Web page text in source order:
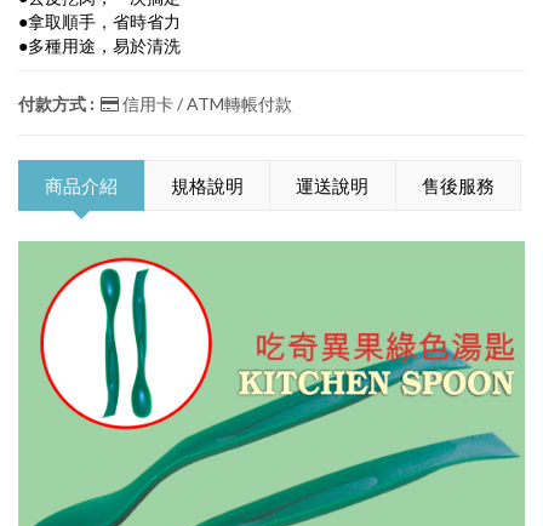
●拿取順手，省時省力
●多種用途，易於清洗
付款方式 : 信用卡 / ATM轉帳付款
商品介紹 規格說明 運送說明 售後服務